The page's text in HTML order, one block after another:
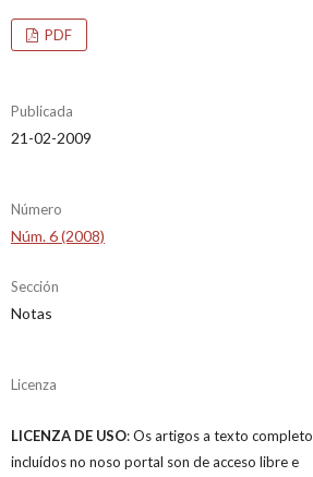
PDF
Publicada
21-02-2009
Número
Núm. 6 (2008)
Sección
Notas
Licenza
LICENZA DE USO: Os artigos a texto completo
incluídos no noso portal son de acceso libre e